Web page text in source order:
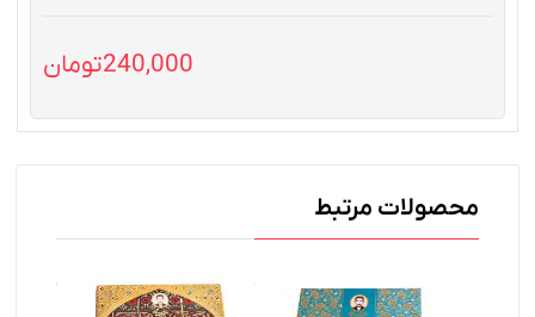
240,000تومان
محصولات مرتبط